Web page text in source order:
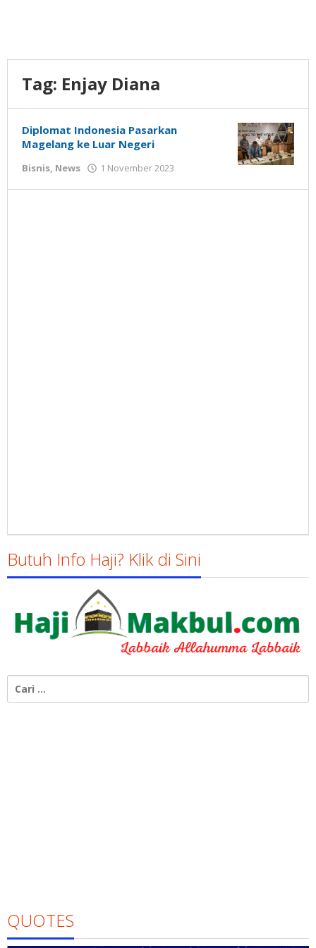
Tag: Enjay Diana
Diplomat Indonesia Pasarkan
Magelang ke Luar Negeri
Bisnis, News 1 November 2023
Susanto
Butuh Info Haji? Klik di Sini
untuk:
QUOTES